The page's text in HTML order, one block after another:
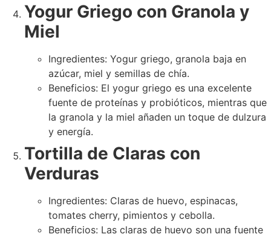
Yogur Griego con Granola y
Miel
Ingredientes: Yogur griego, granola baja en
azúcar, miel y semillas de chía.
Beneficios: El yogur griego es una excelente
fuente de proteínas y probióticos, mientras que
la granola y la miel añaden un toque de dulzura
y energía.
Tortilla de Claras con
Verduras
Ingredientes: Claras de huevo, espinacas,
tomates cherry, pimientos y cebolla.
Beneficios: Las claras de huevo son una fuente